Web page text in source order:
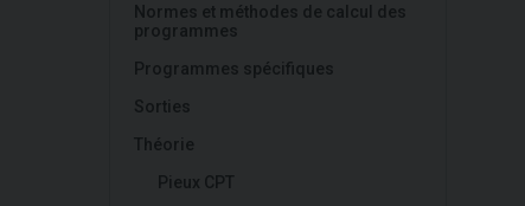
Normes et méthodes de calcul des
programmes
Programmes spécifiques
Sorties
Théorie
Pieux CPT